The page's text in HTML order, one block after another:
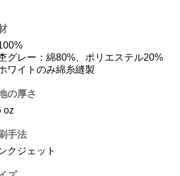
グレー：綿80%、ポリエステル20%
ワイトのみ綿糸縫製
の厚さ
oz
手法
クジェット